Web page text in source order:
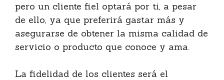
pero un cliente fiel optará por ti, a pesar
de ello, ya que preferirá gastar más y
asegurarse de obtener la misma calidad de
servicio o producto que conoce y ama.
La fidelidad de los clientes será el